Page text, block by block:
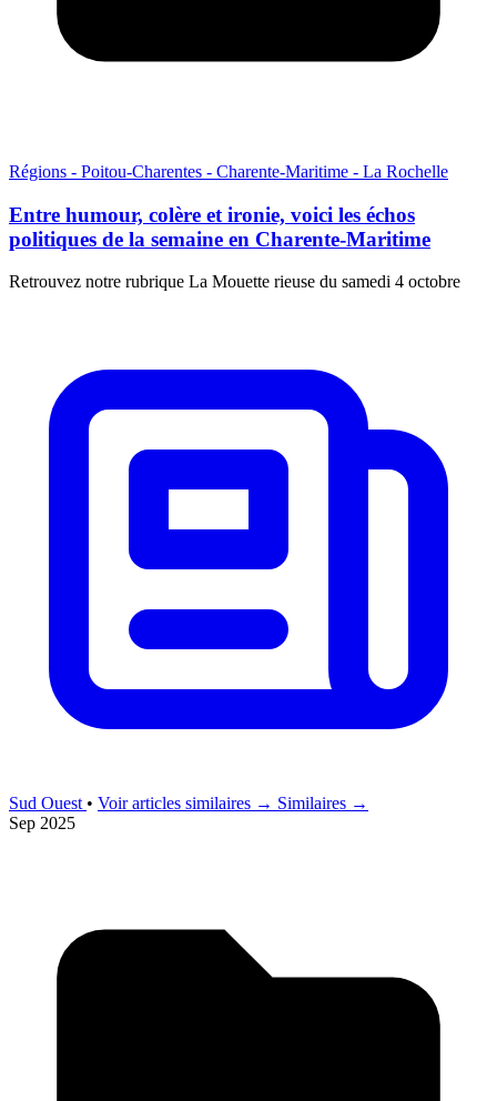
Régions - Poitou-Charentes - Charente-Maritime - La Rochelle
Entre humour, colère et ironie, voici les échos
politiques de la semaine en Charente-Maritime
Retrouvez notre rubrique La Mouette rieuse du samedi 4 octobre
Sud Ouest • Voir articles similaires → Similaires →
Sep 2025